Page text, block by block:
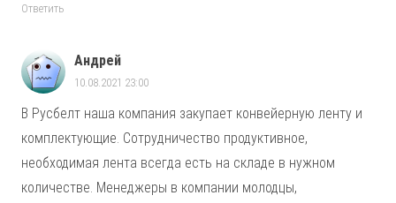
Ответить
Андрей
10.08.2021 23:00
В Русбелт наша компания закупает конвейерную ленту и
комплектующие. Сотрудничество продуктивное,
необходимая лента всегда есть на складе в нужном
количестве. Менеджеры в компании молодцы,